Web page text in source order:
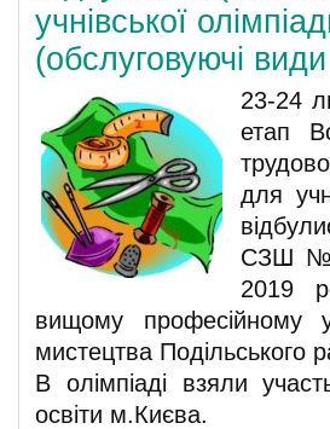
учнівської
(обслуговуючі
23-24
етап
для
СЗШ
2019
вищому професійному
мистецтва Подільського
В олімпіаді взяли
освіти м.Києва.